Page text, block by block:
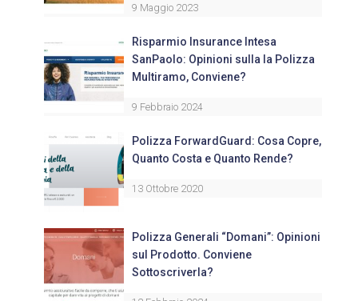
9 Maggio 2023
Risparmio Insurance Intesa
SanPaolo: Opinioni sulla la Polizza
Multiramo, Conviene?
9 Febbraio 2024
Polizza ForwardGuard: Cosa Copre,
Quanto Costa e Quanto Rende?
13 Ottobre 2020
Polizza Generali “Domani”: Opinioni
sul Prodotto. Conviene
Sottoscriverla?